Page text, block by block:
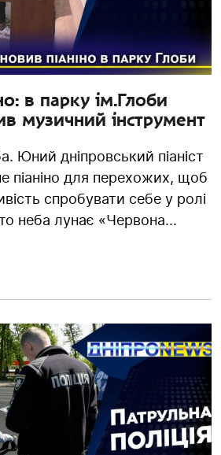
в парку ім.Глоби
музичний інструмент
Юний дніпровський піаніст
піаніно для перехожих, щоб
спробувати себе у ролі
неба лунає «Червона...